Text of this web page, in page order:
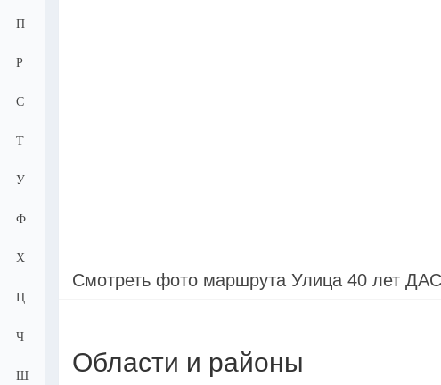
П
Р
С
Т
У
Ф
Х
Ц
Ч
Ш
Смотреть фото маршрута Улица 40 лет
Области и районы